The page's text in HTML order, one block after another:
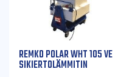
REMKO POLAR WHT 105 VE
SIKIERTOLÄMMITIN